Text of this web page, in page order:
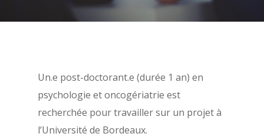
Un.e post-doctorant.e (durée 1 an) en
psychologie et oncogériatrie est
recherchée pour travailler sur un projet à
l’Université de Bordeaux.
Les statuts de l’AFPSA
l’AFPSA
Évènements
Les formations